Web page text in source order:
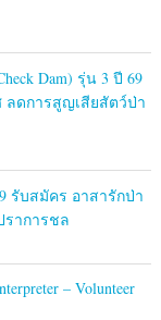
Dam) รุ่น 3 ปี 69
ดการสูญเสียสัตว์ป่า
รับสมัคร อาสารักป่า
าการชล
– Volunteer